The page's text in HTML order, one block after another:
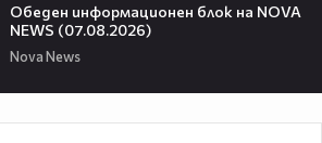
Обеден информационен блок на NOVA
NEWS (07.08.2026)
Nova News